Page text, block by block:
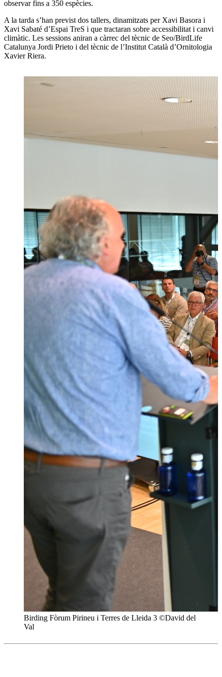
observar fins a 350 espècies.
A la tarda s’han previst dos tallers, dinamitzats per Xavi Basora i
Xavi Sabaté d’Espai TreS i que tractaran sobre accessibilitat i canvi
climàtic. Les sessions aniran a càrrec del tècnic de Seo/BirdLife
Catalunya Jordi Prieto i del tècnic de l’Institut Català d’Ornitologia
Xavier Riera.
Birding Fòrum Pirineu i Terres de Lleida 3 ©David del
Val